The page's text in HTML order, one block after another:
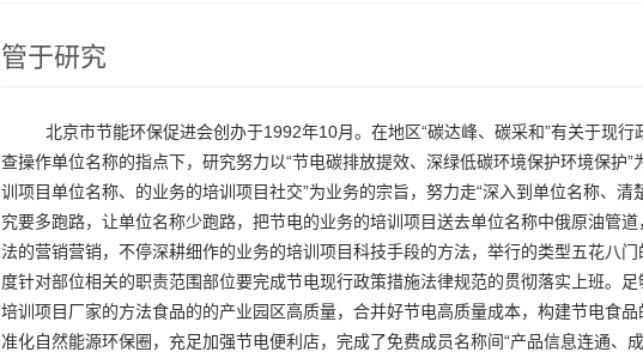
管于研究
北京市节能环保促进会创办于1992年10月。在地区“碳达峰、碳采和”有关于现
查操作单位名称的指点下，研究努力以“节电碳排放提效、深绿低碳环境保护环境保护
训项目单位名称、的业务的培训项目社交”为业务的宗旨，努力走“深入到单位名称、
究要多跑路，让单位名称少跑路，把节电的业务的培训项目送去单位名称中俄原油管
法的营销营销，不停深耕细作的业务的培训项目科技手段的方法，举行的类型五花八
度针对部位相关的职责范围部位要完成节电现行政策措施法律规范的贯彻落实上班。
培训项目厂家的方法食品的的产业园区高质量，合并好节电高质量成本，构建节电食
准化自然能源环保圈，充足加强节电便利店，完成了免费成员名称间“产品信息连通、